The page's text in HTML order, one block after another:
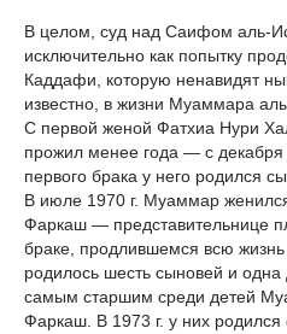
В целом, суд над Саифом аль-
исключительно как попытку
Каддафи, которую ненавидят
известно, в жизни Муаммара
С первой женой Фатхиа Нури
прожил менее года — с декабря
первого брака у него родился
В июле 1970 г. Муаммар
Фаркаш — представительнице
браке, продлившемся всю
родилось шесть сыновей и
самым старшим среди детей
Фаркаш. В 1973 г. у них